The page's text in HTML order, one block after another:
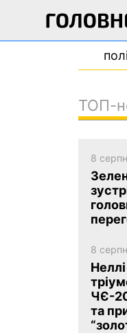
ТОП-
8
8
ЧЄ-
та